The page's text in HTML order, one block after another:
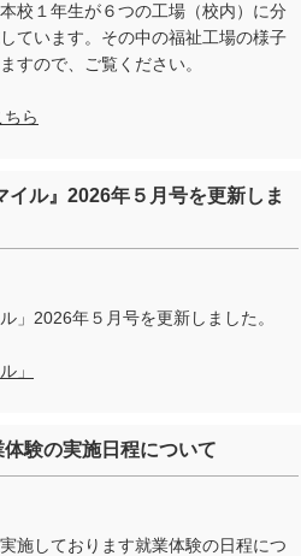
校１年生が６つの工場（校内）に分
ています。その中の福祉工場の様子
すので、ご覧ください。
ら
イル』2026年５月号を更新しま
」2026年５月号を更新しました。
」
験の実施日程について
施しております就業体験の日程につ